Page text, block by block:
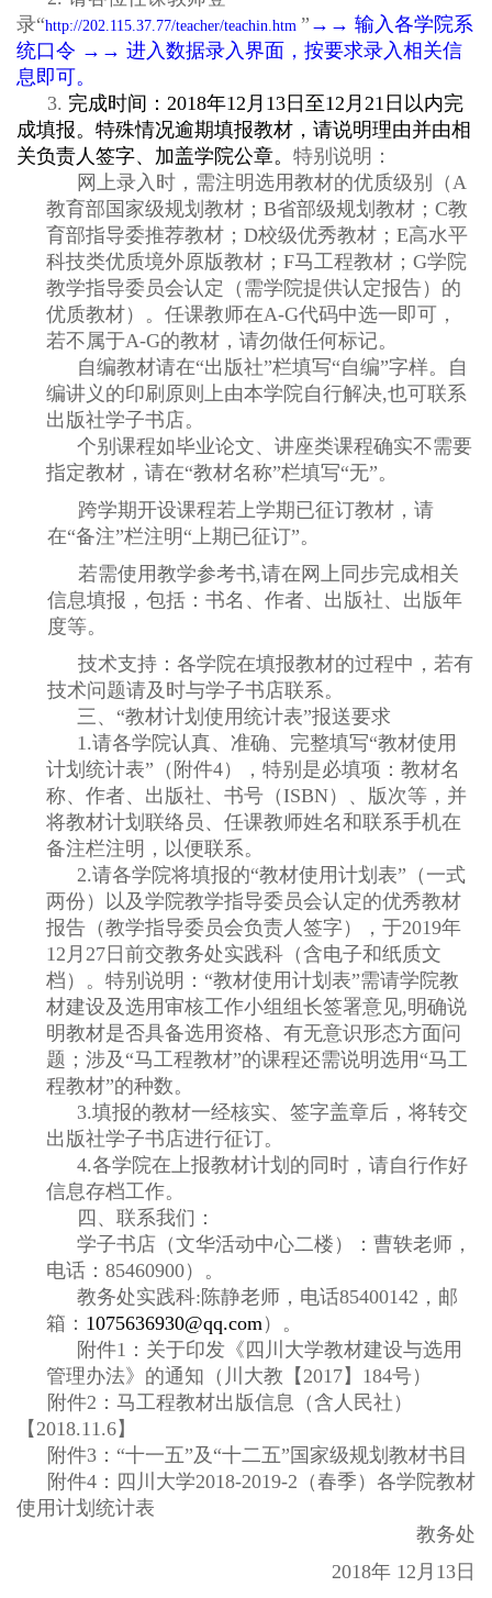
录“http://202.115.37.77/teacher/teachin.htm ” →→ 输入各学院系
统口令 →→ 进入数据录入界面，按要求录入 相关信
息即可。
3. 完成时间 ： 2018年12 月 13日至12 月 21 日 以内完
成填报。特殊情况逾期填报教材，请说明理由并由相
关负责人签字、加盖学院公章。 特别说明：
网上录入时，需注明选用教材的优质级别（ A
教育部国家级规划教材； B省部级规划教材； C教
育部指导委推荐教材； D校级优秀教材； E高水平
科技类优质境外原版教材； F马工程教材； G学院
教学指导委员会认定（需学院提供认定报告）的
优质教材）。任课教师在A-G代码中选一即可，
若不属于A-G的教材，请勿做任何标记。
自编教材请在“出版社”栏填写“自编”字样。自
编讲义的印刷原则上由本学院自行解决,也可联系
出版社学子书店。
个别课程如毕业论文、讲座类课程确实不需要
指定教材，请在“教材名称”栏填写“无”。
跨学期开设课程若上学期已征订教材，请
在“备注”栏注明 “ 上期已征订”。
若需使用教学参考书,请在网上同步完成相关
信息填报，包括：书名、作者、出版社、出版年
度等。
技术支持：各学院在填报教材的过程中，若有
技术问题请及时与学子书店联系。
三、 “教材计划使用统计表”报送要求
1.请各学院认真、准确、完整填写“教材使用
计划统计表” （附件4），特别是必填项：教材名
称、作者、出版社、书号（ISBN）、版次等，并
将教材计划联络员、任课教师姓名和联系手机在
备注栏注明，以便联系。
2.请各学院将填报的“教材使用计划表” （一式
两份）以及学院教学指导委员会认定的优秀教材
报告（教学指导委员会负责人签字），于2019年
12 月 27日前交教务处实践科（含电子和纸质文
档）。特别说明： “教材使用计划表”需请学院教
材建设及选用审核工作小组组长签署意见,明确说
明教材是否具备选用资格、有无意识形态方面问
题；涉及 “马工程教材”的课程还需说明选用 “马工
程教材”的种数。
3.填报的教材一经核实、签字盖章后，将转交
出版社学子书店进行征订。
4.各学院在上报教材计划的同时，请自行作好
信息存档工作。
四、联系我们：
学子书店（文华活动中心二楼）：曹轶老师，
电话： 85460900）。
教务处实践科:陈静老师，电话85400142 ，邮
箱： 1075636930@qq.com ）。
附件1 ：关于印发《四川大学教材建设与选用
管理办法》的通知（川大教【 2017】 184号）
附件2 ：马工程教材出版信息（含人民社）
【 2018.11.6】
附件3 ：“十一五”及“十二五”国家级规划教材书目
附件4 ：四川大学2018-2019-2 （春季）各学院教材
使用计划统计表
教务处
2018年 12 月 13日